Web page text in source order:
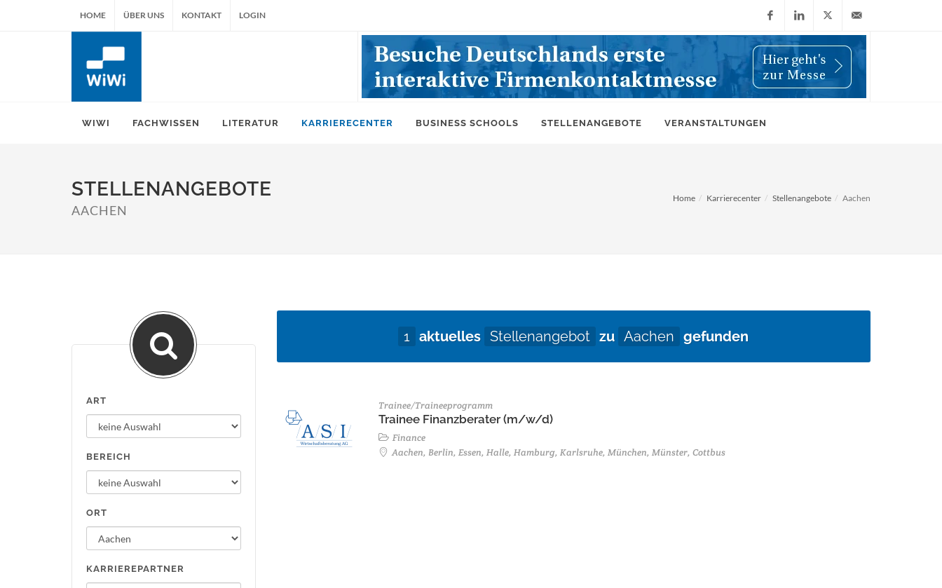
HOME ÜBER UNS KONTAKT LOGIN
FacebookLinkedIn
X
(Twitter)
info@wiwi-
WIWI FACHWISSEN LITERATUR KARRIERECENTER BUSINESS SCHOOLS STELLENANGEBOTE VERANSTALTUNGEN
STELLENANGEBOTE
AACHEN
Home Karrierecenter Stellenangebote Aachen
ART
BEREICH
ORT
KARRIEREPARTNER
1 aktuelles Stellenangebot zu Aachen gefunden
Trainee/Traineeprogramm
Trainee Finanzberater (m/w/d)
Finance
Aachen, Berlin, Essen, Halle, Hamburg, Karlsruhe, München, Münster, Cottbus